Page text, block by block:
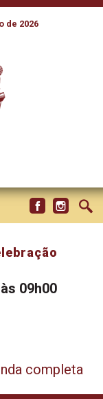
de 2026
09h00
completa